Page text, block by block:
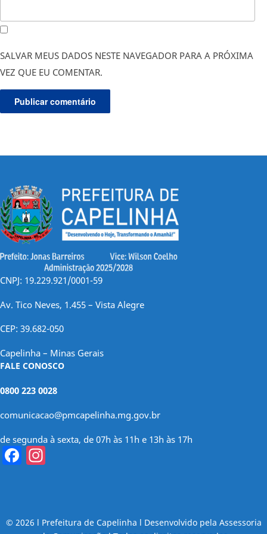
SALVAR MEUS DADOS NESTE NAVEGADOR PARA A PRÓXIMA
VEZ QUE EU COMENTAR.
CNPJ: 19.229.921/0001-59
Av. Tico Neves, 1.455 – Vista Alegre
CEP: 39.682-050
Capelinha – Minas Gerais
FALE CONOSCO
0800 223 0028
comunicacao@pmcapelinha.mg.gov.br
de segunda à sexta, de 07h às 11h e 13h às 17h
Facebook
© 2026 l Prefeitura de Capelinha l Desenvolvido pela Assessoria